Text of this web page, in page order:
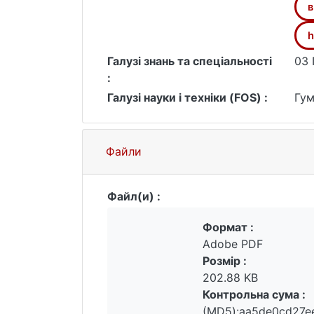
рецепції історико-міфологічних
Насамперед інтерактивність та
способи засвоєння та
міфологічних образів у контекст
культурних кодів минулого, що
підсумку зроблено висновок про
міфологічних образів у відеоіграх,
Галузі знань та спеціальності
:
03
Галузі науки і техніки (FOS) :
Файли
Файл(и) :
Формат :
Adobe PDF
Розмір :
202.88 KB
Контрольна сума :